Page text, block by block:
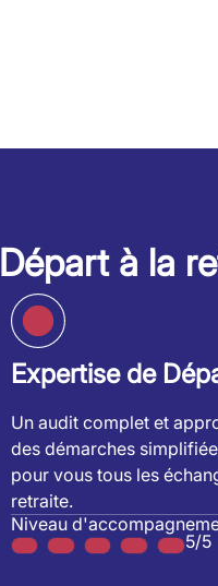
Départ à la
Expertise de
Un audit complet et
des démarches
pour vous tous les
retraite.
Niveau
5/5